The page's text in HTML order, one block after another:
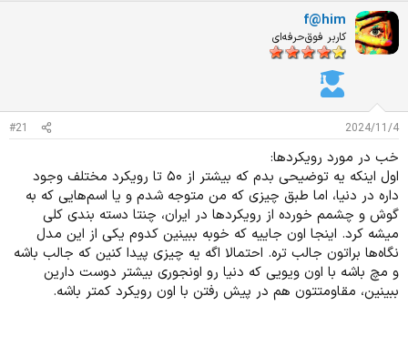
و
ع
ک
ن
ه
م
و
ض
و
ع
ر
ی
خ
ش
ر
و
ع
f@him
کاربر فوق‌حرفه‌ای
2024/11/4
#21
خب در مورد رویکردها:
اول اینکه یه توضیحی بدم که بیشتر از ۵۰ تا رویکرد مختلف وجود
داره در دنیا، اما طبق چیزی که من متوجه شدم و یا اسم‌هایی که به
گوش و چشمم خورده از رویکردها در ایران، چنتا دسته بندی کلی
میشه کرد. اینجا اون جاییه که خوبه ببینین کدوم یکی از این مدل
نگاه‌ها براتون جالب تره. احتمالا اگه یه چیزی پیدا کنین که جالب باشه
و مچ باشه با اون ویویی که دنیا رو اونجوری بیشتر دوست دارین
ببینین، مقاومتتون هم در پیش رفتن با اون رویکرد کمتر باشه.